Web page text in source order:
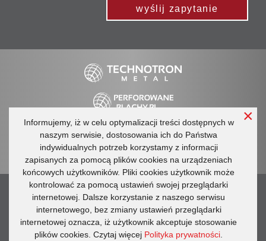
Informujemy, iż w celu optymalizacji treści dostępnych w
naszym serwisie, dostosowania ich do Państwa
indywidualnych potrzeb korzystamy z informacji
zapisanych za pomocą plików cookies na urządzeniach
końcowych użytkowników. Pliki cookies użytkownik może
kontrolować za pomocą ustawień swojej przeglądarki
internetowej. Dalsze korzystanie z naszego serwisu
internetowego, bez zmiany ustawień przeglądarki
internetowej oznacza, iż użytkownik akceptuje stosowanie
plików cookies. Czytaj więcej Polityka prywatności
×
wyślij zapytanie
Regulamin
Ogólne warunki handlowe
Polityka prywatności
Katalogi
Technotron Metal Ogrodzenia Technotron
tel.: +48 660 596 748
e-mail:info@perforowane-blachy.pl
ul. Pałacowa 28, 80-180 Kowale